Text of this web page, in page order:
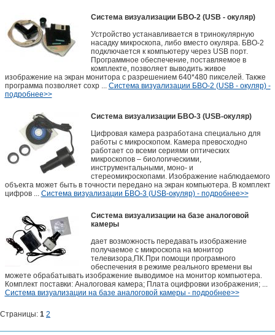
Система визуализации БВО-2 (USB - окуляр)
Устройство устанавливается в тринокулярную
насадку микроскопа, либо вместо окуляра. БВО-2
подключается к компьютеру через USB порт.
Программное обеспечение, поставляемое в
комплекте, позволяет выводить живое
изображение на экран монитора с разрешением 640*480 пикселей. Также
программа позволяет сохр ... Система визуализации БВО-2 (USB - окуляр) -
подробнее>>
Система визуализации БВО-3 (USB-окуляр)
Цифровая камера разработана специально для
работы с микроскопом. Камера превосходно
работает со всеми сериями оптических
микроскопов – биологическими,
инструментальными, моно- и
стереомикроскопами. Изображение наблюдаемого
объекта может быть в точности передано на экран компьютера. В комплект
цифров ... Система визуализации БВО-3 (USB-окуляр) - подробнее>>
Система визуализации на базе аналоговой
камеры
дает возможность передавать изображение
получаемое с микроскопа на монитор
телевизора,ПК.При помощи програмного
обеспечения в режиме реального времени вы
можете обрабатывать изображение выводимое на монитор компьютера.
Комплект поставки: Аналоговая камера; Плата оцифровки изображения; ...
Система визуализации на базе аналоговой камеры - подробнее>>
Страницы: 1 2